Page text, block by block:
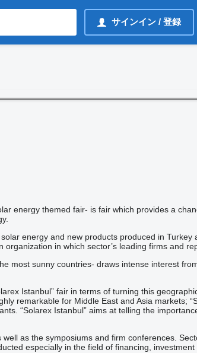
サインイン / 登録
energy themed fair- is fair which provides a
energy and new products produced in Turkey
in which sector’s leading firms and
most sunny countries- draws intense interest
Istanbul” fair in terms of turning this
remarkable for Middle East and Asia markets;
“Solarex Istanbul” aims at telling the
as the symposiums and firm conferences.
especially in the field of financing, investment